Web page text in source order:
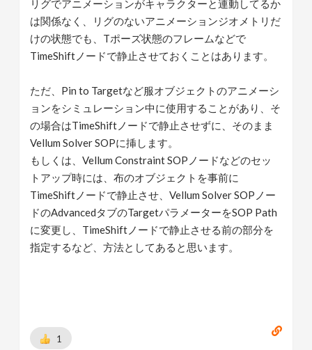
リグでアニメーションがキャラクターと連動してるか
は関係なく、リグのないアニメーションジオメトリだ
けの状態でも、Tポーズ状態のフレームなどで
TimeShiftノードで静止させておくことはあります。
ただ、Pin to Targetなど服オブジェクトのアニメーシ
ョンをシミュレーション中に使用することがあり、そ
の場合はTimeShiftノードで静止させずに、そのまま
Vellum Solver SOPに挿します。
もしくは、Vellum Constraint SOPノードなどのセッ
トアップ時には、布のオブジェクトを事前に
TimeShiftノードで静止させ、Vellum Solver SOPノー
ドのAdvancedタブのTargetパラメーターをSOP Path
に変更し、TimeShiftノードで静止させる前の部分を
指定するなど、方法としてあると思います。
1